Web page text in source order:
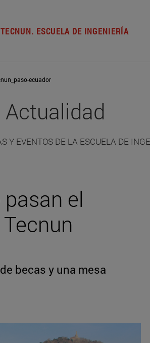
TECNUN. ESCUELA DE INGENIERÍA
ecuador
Actualidad
Y EVENTOS DE LA ESCUELA DE
el
becas y una mesa